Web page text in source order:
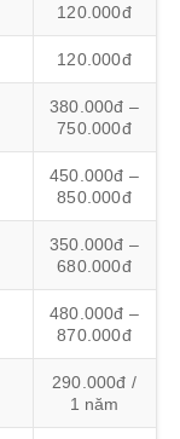
120.000đ
120.000đ
380.000đ –
750.000đ
450.000đ –
850.000đ
350.000đ –
680.000đ
480.000đ –
870.000đ
290.000đ /
1 năm